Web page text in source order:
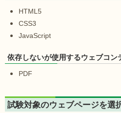
HTML5
CSS3
JavaScript
依存しないが使用するウェブコン
PDF
試験対象のウェブページを選